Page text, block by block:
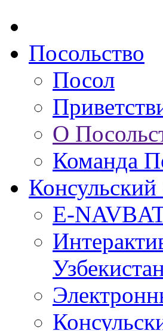
Посольство
Посол
О
Команда
Консульский
E-